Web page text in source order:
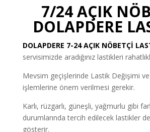
7/24 AÇIK
DOLAPDERE
DOLAPDERE 7-24 AÇIK NÖBETÇİ
servisimizde aradığınız lastikleri
Mevsim geçişlerinde Lastik Değişimi ve
işlemlerine önem verilmesi gerekir.
Karlı, rüzgarlı, güneşli, yağmurlu gibi
durumlarında tercih edilecek lastikler de
gösterir.